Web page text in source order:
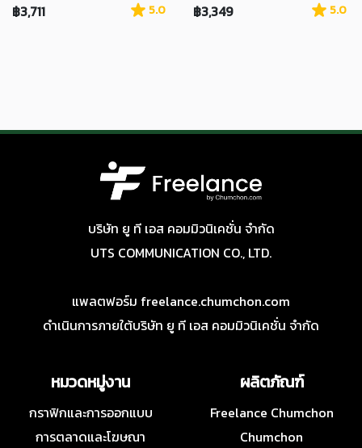
฿3,711 5.0 ฿3,349 5.0
บริษัท ยู ที เอส คอมมิวนิเคชั่น จำกัด
UTS COMMUNICATION CO., LTD.
แพลตฟอร์ม freelance.chumchon.com
ดำเนินการภายใต้บริษัท ยู ที เอส คอมมิวนิเคชั่น จำกัด
หมวดหมู่งาน
กราฟิกและการออกแบบ
การตลาดและโฆษณา
ผลิตภัณฑ์
Freelance Chumchon
Chumchon